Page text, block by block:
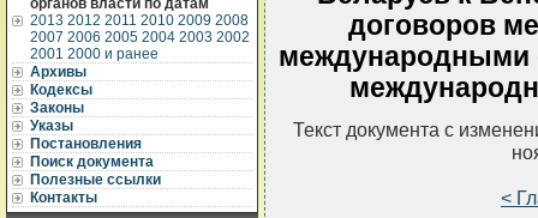
органов власти по датам
2013 2012 2011 2010 2009 2008
2007 2006 2005 2004 2003 2002
2001 2000 и ранее
Архивы
Кодексы
Законы
Указы
Постановления
Поиск документа
Полезные ссылки
Контакты
договоров
международными
Текст документа с
<